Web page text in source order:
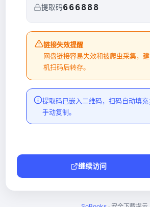
提取码666888
链接失效提醒
网盘链接容易失效和被爬虫采集，
机扫码后转存。
提取码已嵌入二维码，扫码自动填
手动复制。
继续访问